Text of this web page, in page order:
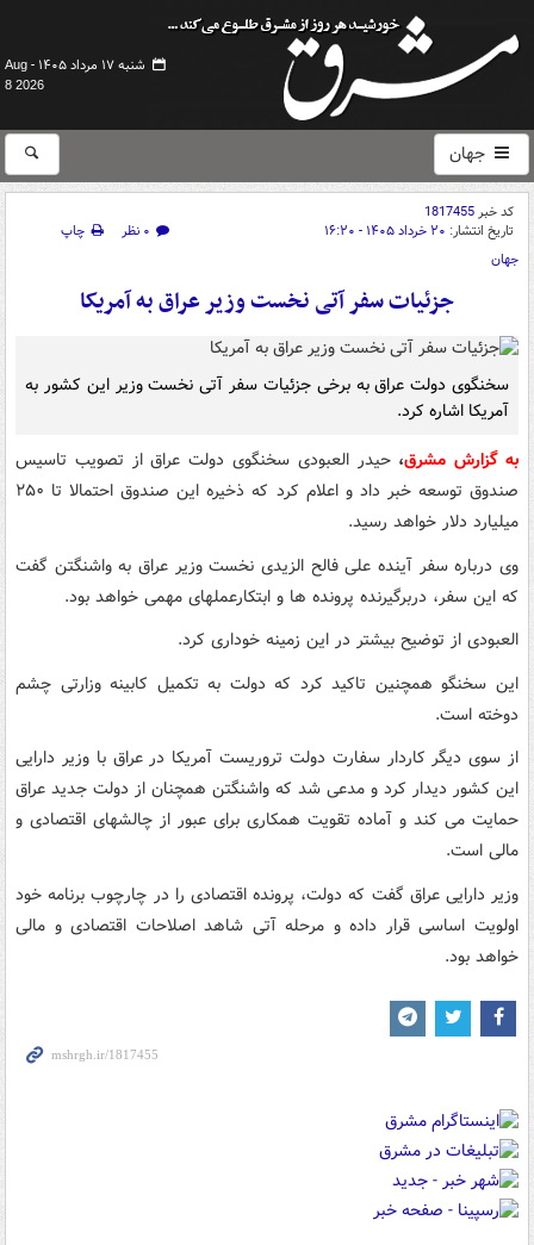
شنبه ۱۷ مرداد ۱۴۰۵ -
Aug
8 2026
جهان
کد خبر1817455
تاریخ انتشار: ۲۰ خرداد ۱۴۰۵ - ۱۶:۲۰ ۰ نظر
چاپ
جهان
جزئیات سفر آتی نخست وزیر عراق به آمریکا
سخنگوی دولت عراق به برخی جزئیات سفر آتی نخست وزیر این کشور به
آمریکا اشاره کرد.
به گزارش مشرق،حیدر العبودی سخنگوی دولت عراق از تصویب تاسیس
صندوق توسعه خبر داد و اعلام کرد که ذخیره این صندوق احتمالا تا ۲۵۰
میلیارد دلار خواهد رسید.
وی درباره سفر آینده علی فالح الزیدی نخست وزیر عراق به واشنگتن گفت
که این سفر، دربرگیرنده پرونده ها و ابتکارعملهای مهمی خواهد بود.
العبودی از توضیح بیشتر در این زمینه خوداری کرد.
این سخنگو همچنین تاکید کرد که دولت به تکمیل کابینه وزارتی چشم
دوخته است.
از سوی دیگر کاردار سفارت دولت تروریست آمریکا در عراق با وزیر دارایی
این کشور دیدار کرد و مدعی شد که واشنگتن همچنان از دولت جدید عراق
حمایت می کند و آماده تقویت همکاری برای عبور از چالشهای اقتصادی و
مالی است.
وزیر دارایی عراق گفت که دولت، پرونده اقتصادی را در چارچوب برنامه خود
اولویت اساسی قرار داده و مرحله آتی شاهد اصلاحات اقتصادی و مالی
خواهد بود.